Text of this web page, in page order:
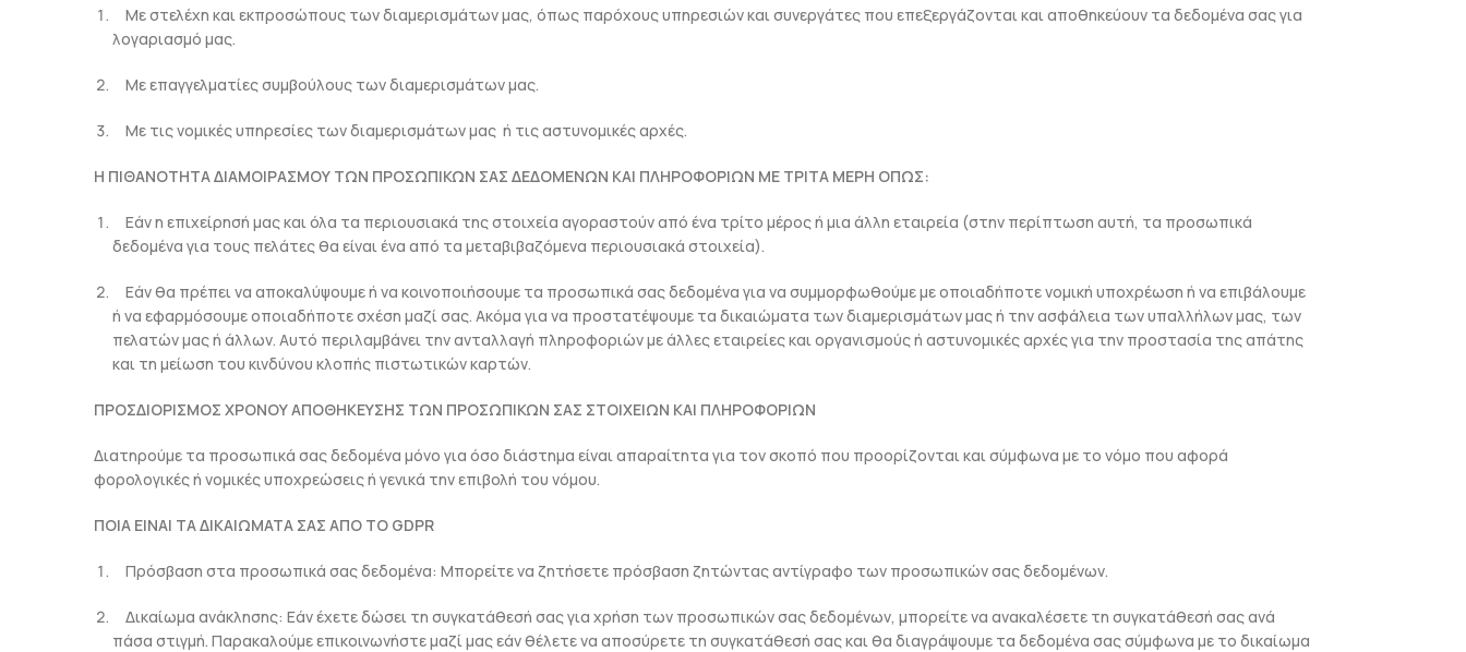
Με στελέχη και εκπροσώπους των διαμερισμάτων μας, όπως παρόχους υπηρεσιών και συνεργάτες που επεξεργάζονται και αποθηκεύουν τα δεδομένα σας για
λογαριασμό μας.
Με επαγγελματίες συμβούλους των διαμερισμάτων μας.
Με τις νομικές υπηρεσίες των διαμερισμάτων μας ή τις αστυνομικές αρχές.
Η ΠΙΘΑΝΟΤΗΤΑ ΔΙΑΜΟΙΡΑΣΜΟΥ ΤΩΝ ΠΡΟΣΩΠΙΚΩΝ ΣΑΣ ΔΕΔΟΜΕΝΩΝ ΚΑΙ ΠΛΗΡΟΦΟΡΙΩΝ ΜΕ ΤΡΙΤΑ ΜΕΡΗ ΟΠΩΣ:
Εάν η επιχείρησή μας και όλα τα περιουσιακά της στοιχεία αγοραστούν από ένα τρίτο μέρος ή μια άλλη εταιρεία (στην περίπτωση αυτή, τα προσωπικά
δεδομένα για τους πελάτες θα είναι ένα από τα μεταβιβαζόμενα περιουσιακά στοιχεία).
Εάν θα πρέπει να αποκαλύψουμε ή να κοινοποιήσουμε τα προσωπικά σας δεδομένα για να συμμορφωθούμε με οποιαδήποτε νομική υποχρέωση ή να επιβάλουμε
ή να εφαρμόσουμε οποιαδήποτε σχέση μαζί σας. Ακόμα για να προστατέψουμε τα δικαιώματα των διαμερισμάτων μας ή την ασφάλεια των υπαλλήλων μας, των
πελατών μας ή άλλων. Αυτό περιλαμβάνει την ανταλλαγή πληροφοριών με άλλες εταιρείες και οργανισμούς ή αστυνομικές αρχές για την προστασία της απάτης
και τη μείωση του κινδύνου κλοπής πιστωτικών καρτών.
ΠΡΟΣΔΙΟΡΙΣΜΟΣ ΧΡΟΝΟΥ ΑΠΟΘΗΚΕΥΣΗΣ ΤΩΝ ΠΡΟΣΩΠΙΚΩΝ ΣΑΣ ΣΤΟΙΧΕΙΩΝ ΚΑΙ ΠΛΗΡΟΦΟΡΙΩΝ
Διατηρούμε τα προσωπικά σας δεδομένα μόνο για όσο διάστημα είναι απαραίτητα για τον σκοπό που προορίζονται και σύμφωνα με το νόμο που αφορά
φορολογικές ή νομικές υποχρεώσεις ή γενικά την επιβολή του νόμου.
ΠΟΙΑ ΕΙΝΑΙ ΤΑ ΔΙΚΑΙΩΜΑΤΑ ΣΑΣ ΑΠΟ ΤΟ GDPR
Πρόσβαση στα προσωπικά σας δεδομένα: Μπορείτε να ζητήσετε πρόσβαση ζητώντας αντίγραφο των προσωπικών σας δεδομένων.
Δικαίωμα ανάκλησης: Εάν έχετε δώσει τη συγκατάθεσή σας για χρήση των προσωπικών σας δεδομένων, μπορείτε να ανακαλέσετε τη συγκατάθεσή σας ανά
πάσα στιγμή. Παρακαλούμε επικοινωνήστε μαζί μας εάν θέλετε να αποσύρετε τη συγκατάθεσή σας και θα διαγράψουμε τα δεδομένα σας σύμφωνα με το δικαίωμα